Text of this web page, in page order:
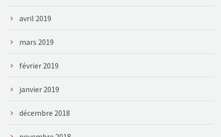
avril 2019
mars 2019
février 2019
janvier 2019
décembre 2018